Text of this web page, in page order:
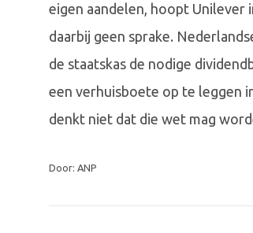
eigen aandelen, hoopt
daarbij geen sprake.
de staatskas de nodige
een verhuisboete op te leggen
denkt niet dat die wet mag
Door: ANP